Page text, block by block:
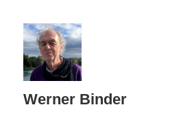
Werner Binder